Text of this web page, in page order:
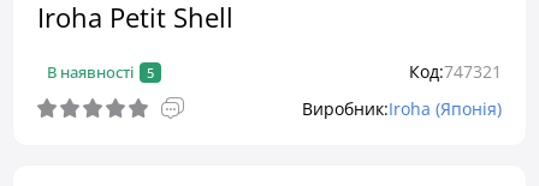
Iroha Petit Shell
В наявності 5 Код:747321
Виробник:Iroha (Японія)